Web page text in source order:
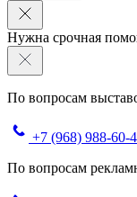
Нужна срочная
По вопросам
+7 (968) 988-60-
По вопросам